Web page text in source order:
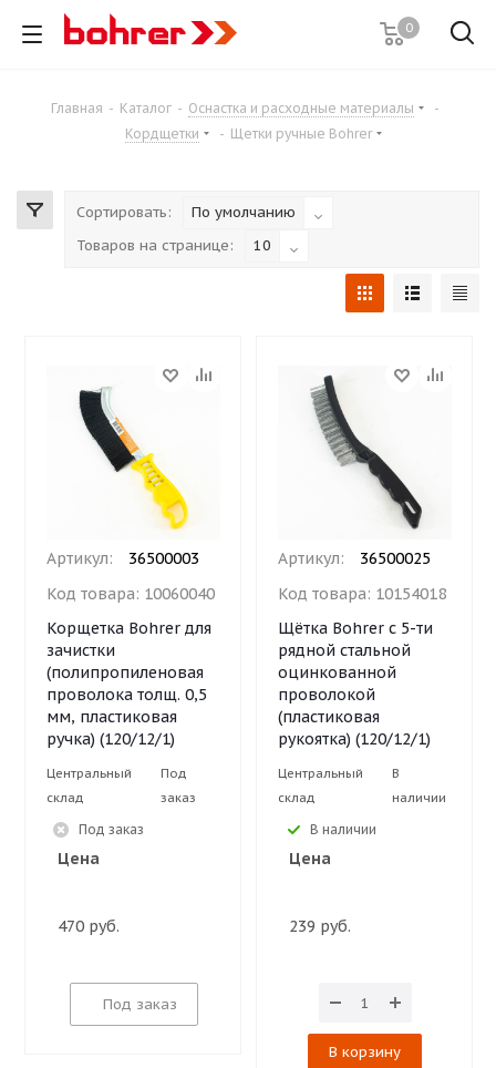
0
Главная - Каталог - Оснастка и расходные материалы
-
Кордщетки
- Щетки ручные Bohrer
Сортировать:
По умолчанию
Товаров на странице:
10
Артикул:
36500003
Код товара: 10060040
Корщетка Bohrer для
зачистки
(полипропиленовая
проволока толщ. 0,5
мм, пластиковая
ручка) (120/12/1)
Центральный
склад
Под
заказ
Под заказ
Цена
470 руб.
Под заказ
Артикул:
36500025
Код товара: 10154018
Щётка Bohrer с 5-ти
рядной стальной
оцинкованной
проволокой
(пластиковая
рукоятка) (120/12/1)
Центральный
склад
В
наличии
В наличии
Цена
239 руб.
В корзину